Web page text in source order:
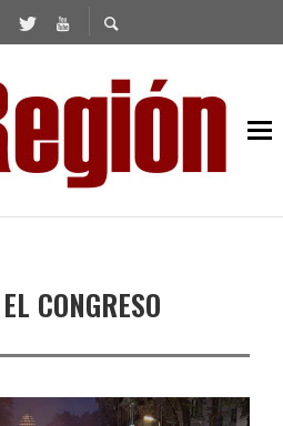
CONGRESO